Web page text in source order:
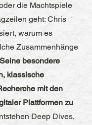
die Machtspiele
geht: Chris
warum es
Zusammenhänge
Seine besondere
klassische
mit den
Plattformen zu
Deep Dives,